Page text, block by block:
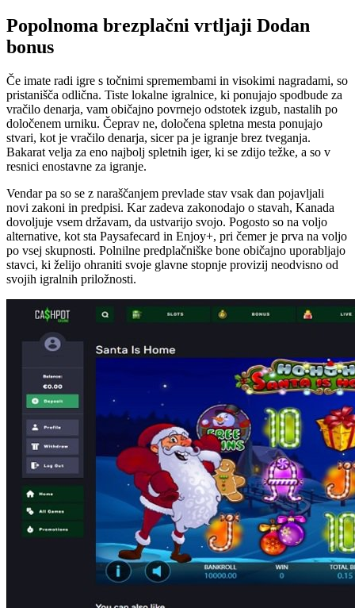
Popolnoma brezplačni vrtljaji Dodan
bonus
Če imate radi igre s točnimi spremembami in visokimi nagradami, so
pristanišča odlična. Tiste lokalne igralnice, ki ponujajo spodbude za
vračilo denarja, vam običajno povrnejo odstotek izgub, nastalih po
določenem urniku. Čeprav ne, določena spletna mesta ponujajo
stvari, kot je vračilo denarja, sicer pa je igranje brez tveganja.
Bakarat velja za eno najbolj spletnih iger, ki se zdijo težke, a so v
resnici enostavne za igranje.
Vendar pa so se z naraščanjem prevlade stav vsak dan pojavljali
novi zakoni in predpisi. Kar zadeva zakonodajo o stavah, Kanada
dovoljuje vsem državam, da ustvarijo svojo. Pogosto so na voljo
alternative, kot sta Paysafecard in Enjoy+, pri čemer je prva na voljo
po vsej skupnosti. Polnilne predplačniške bone običajno uporabljajo
stavci, ki želijo ohraniti svoje glavne stopnje provizij neodvisno od
svojih igralnih priložnosti.